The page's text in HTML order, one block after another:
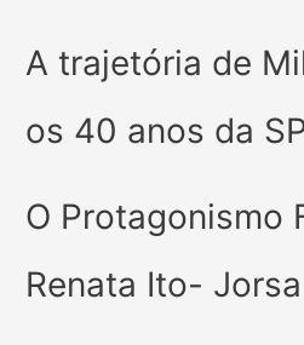
A trajetória de
os 40 anos da
O Protagonismo
Renata Ito-